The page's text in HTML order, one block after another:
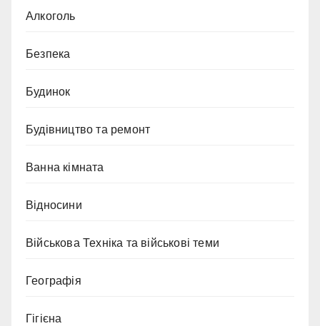
Алкоголь
Безпека
Будинок
Будівництво та ремонт
Ванна кімната
Відносини
Військова Техніка та військові теми
Географія
Гігієна